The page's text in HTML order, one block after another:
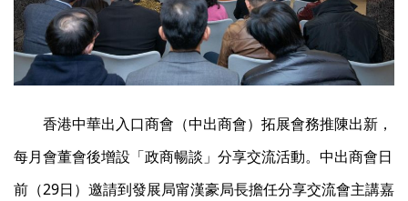
香港中華出入口商會（中出商會）拓展會務推陳出新，
每月會董會後增設「政商暢談」分享交流活動。中出商會日
前（29日）邀請到發展局甯漢豪局長擔任分享交流會主講嘉